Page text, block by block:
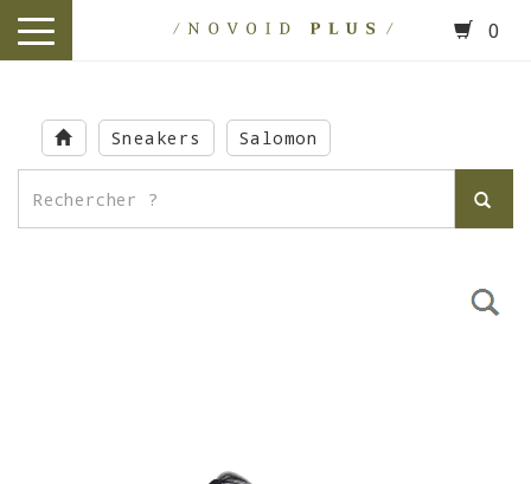
main
content
toggle
0
Sneakers Salomon